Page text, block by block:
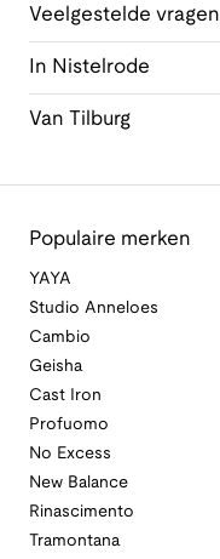
Veelgestelde vragen
In Nistelrode
Van Tilburg
Populaire merken
YAYA
Studio Anneloes
Cambio
Geisha
Cast Iron
Profuomo
No Excess
New Balance
Rinascimento
Tramontana